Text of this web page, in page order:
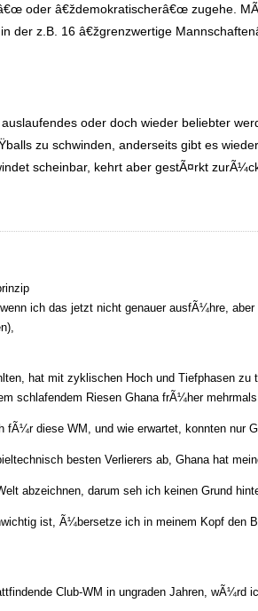
oder â€ždemokratischerâ€œ zugehe.
der z.B. 16 â€žgrenzwertige
oder doch wieder beliebter
zu schwinden, anderseits gibt es
scheinbar, kehrt aber gestÃ¤rkt
ich das jetzt nicht genauer ausfÃ¼hre,
hat mit zyklischen Hoch und Tiefphasen
schlafendem Riesen Ghana frÃ¼her
diese WM, und wie erwartet, konnten nur
besten Verlierers ab, Ghana hat
abzeichnen, darum seh ich keinen Grund
ist, Ã¼bersetze ich in meinem Kopf den
Club-WM in ungraden Jahren, wÃ¼rd